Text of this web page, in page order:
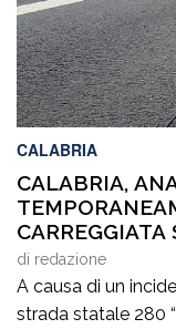
CALABRIA
CALABRIA,
CARREGGIATA
IN DIREZIONE
di redazione
A causa di un
strada statale 280